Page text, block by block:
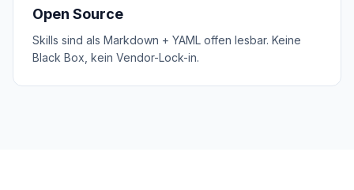
Open Source
Skills sind als Markdown + YAML offen lesbar. Keine
Black Box, kein Vendor-Lock-in.